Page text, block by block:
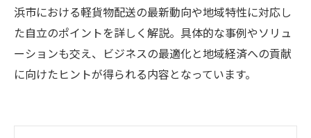
浜市における軽貨物配送の最新動向や地域特性に対応し
た自立のポイントを詳しく解説。具体的な事例やソリュ
ーションも交え、ビジネスの最適化と地域経済への貢献
に向けたヒントが得られる内容となっています。